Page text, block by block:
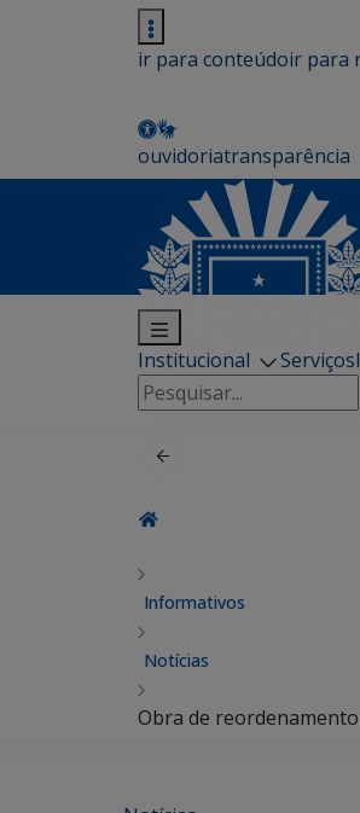
ir para conteúdoir para
ouvidoriatransparência
Institucional Serviços
Pesquisar
por:
Informativos
Notícias
Obra de